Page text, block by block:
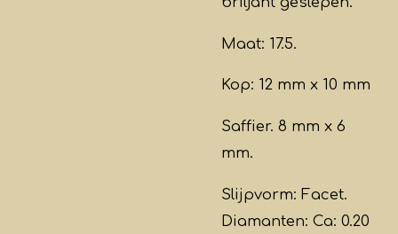
Maat: 17.5.
Kop: 12 mm x 10 mm
Saffier. 8 mm x 6
mm.
Slijpvorm: Facet.
Diamanten: Ca: 0.20